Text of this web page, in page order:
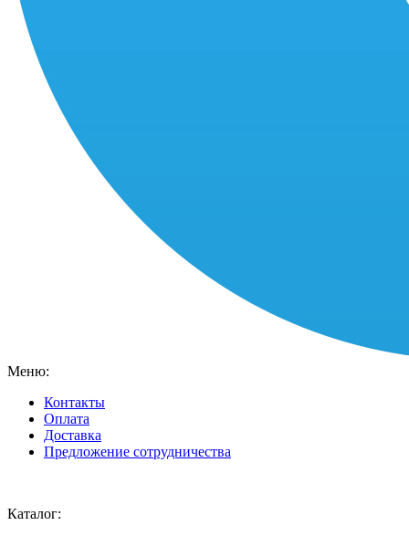
Меню:
Контакты
Оплата
Доставка
Предложение сотрудничества
Каталог: